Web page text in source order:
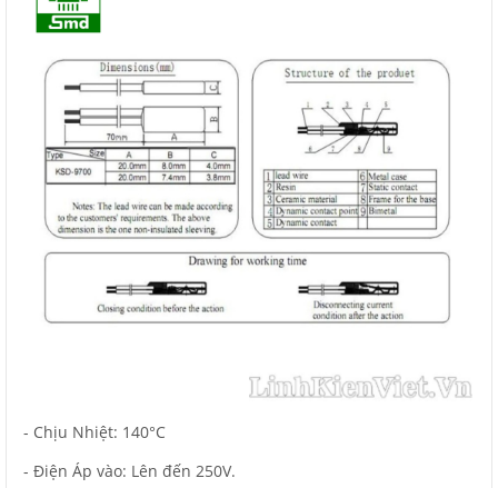
- Chịu Nhiệt: 140°C
- Điện Áp vào: Lên đến 250V.